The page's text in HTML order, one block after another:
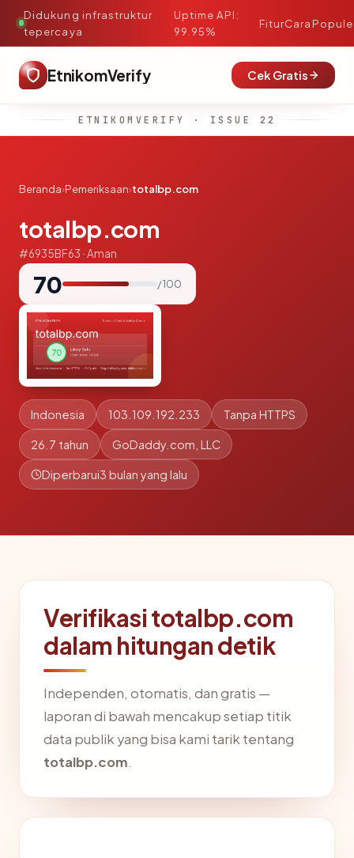
Didukung infrastruktur
tepercaya
·
Uptime API:
99.95%
FiturCara
EtnikomVerify Cek Gratis
ETNIKOMVERIFY · ISSUE 22
Beranda›Pemeriksaan›totalbp.com
totalbp.com
#6935BF63 · Aman
70 / 100
Indonesia 103.109.192.233 Tanpa HTTPS
26.7 tahun GoDaddy.com, LLC
Diperbarui3 bulan yang lalu
Verifikasi totalbp.com
dalam hitungan detik
Independen, otomatis, dan gratis —
laporan di bawah mencakup setiap titik
data publik yang bisa kami tarik tentang
totalbp.com.